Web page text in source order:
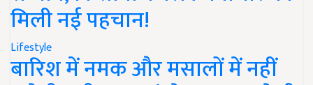
मिली नई पहचान!
Lifestyle
बारिश में नमक और मसालों में नहीं